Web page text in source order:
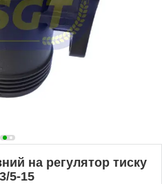
на регулятор тиску
5-15